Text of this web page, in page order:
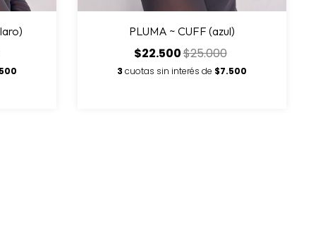
PLUMA ~ CUFF (azul)
$22.500$25.000
3 cuotas sin interés de $7.500